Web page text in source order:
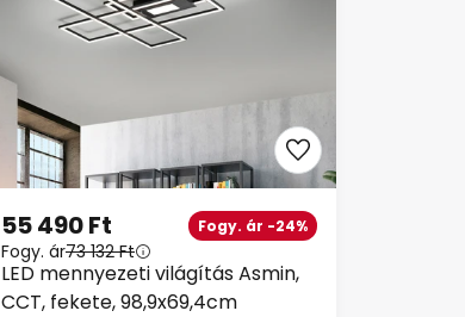
LED mennyezeti világítás Asmin,
CCT, fekete, 98,9x69,4cm
55 490 Ft Fogy. ár -24%
Fogy. ár73 132 Ft